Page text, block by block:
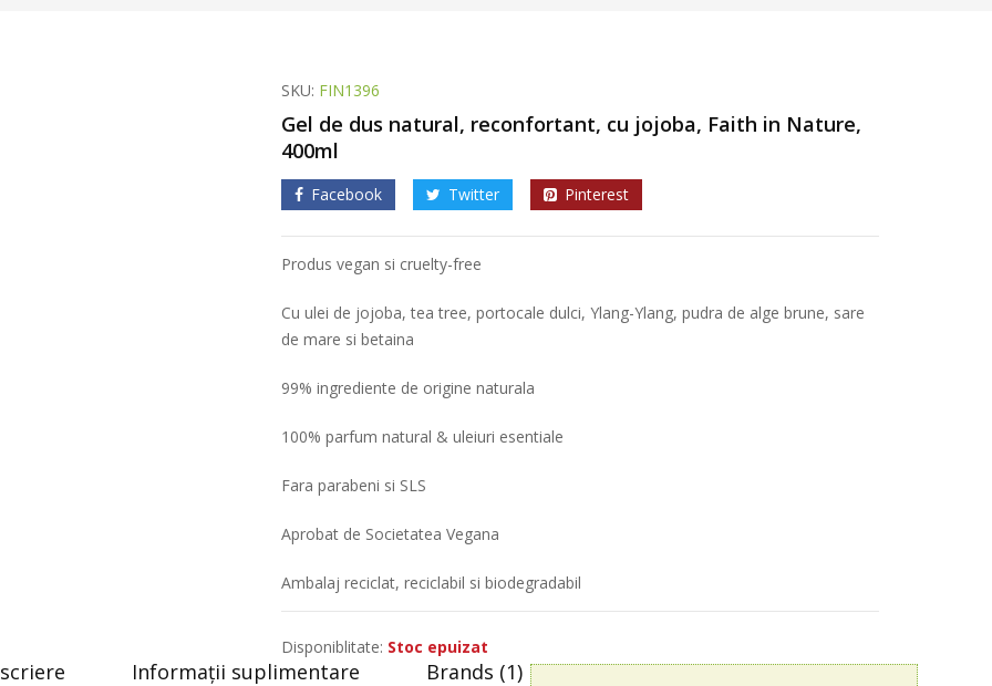
SKU: FIN1396
Gel de dus natural, reconfortant, cu jojoba, Faith in Nature,
400ml
Facebook Twitter Pinterest
Produs vegan si cruelty-free
Cu ulei de jojoba, tea tree, portocale dulci, Ylang-Ylang, pudra de alge brune, sare
de mare si betaina
99% ingrediente de origine naturala
100% parfum natural & uleiuri esentiale
Fara parabeni si SLS
Aprobat de Societatea Vegana
Ambalaj reciclat, reciclabil si biodegradabil
Disponiblitate: Stoc epuizat
Informații suplimentare Brands (1)